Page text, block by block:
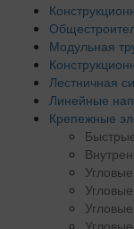
Модульная
Лестничная
Линейные
Крепежные